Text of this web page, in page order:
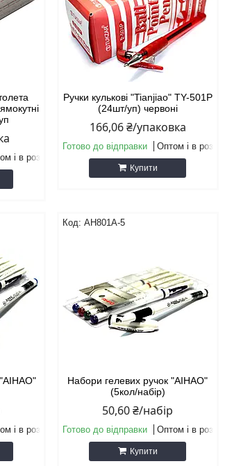
і в роздріб
Ручки кулькові "Tianjiao" TY-501P
(24шт/уп) червоні
166,06 ₴/упаковка
Готово до відправки Оптом і в роздріб
Купити
і в роздріб
АН801А-5
Набори гелевих ручок "AIHAO"
(5кол/набір)
50,60 ₴/набір
Готово до відправки Оптом і в роздріб
Купити